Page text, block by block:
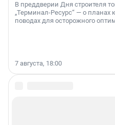
В преддверии Дня строителя
„Терминал-Ресурс“ — о
поводах для осторожного
7 августа, 18:00